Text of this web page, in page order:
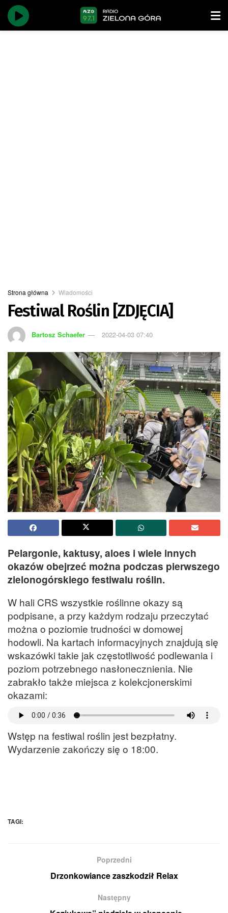
Strona główna Wiadomości
Festiwal Roślin [ZDJĘCIA]
Bartosz Schaefer 2022-04-03 07:40
Pelargonie, kaktusy, aloes i wiele innych
okazów obejrzeć można podczas pierwszego
zielonogórskiego festiwalu roślin.
W hali CRS wszystkie roślinne okazy są
podpisane, a przy każdym rodzaju przeczytać
można o poziomie trudności w domowej
hodowli. Na kartach informacyjnych znajdują się
wskazówki takie jak częstotliwość podlewania i
poziom potrzebnego nasłonecznienia. Nie
zabrakło także miejsca z kolekcjonerskimi
okazami:
Wstęp na festiwal roślin jest bezpłatny.
Wydarzenie zakończy się o 18:00.
TAGI:
Poprzedni
Drzonkowiance zaszkodził Relax
Następny